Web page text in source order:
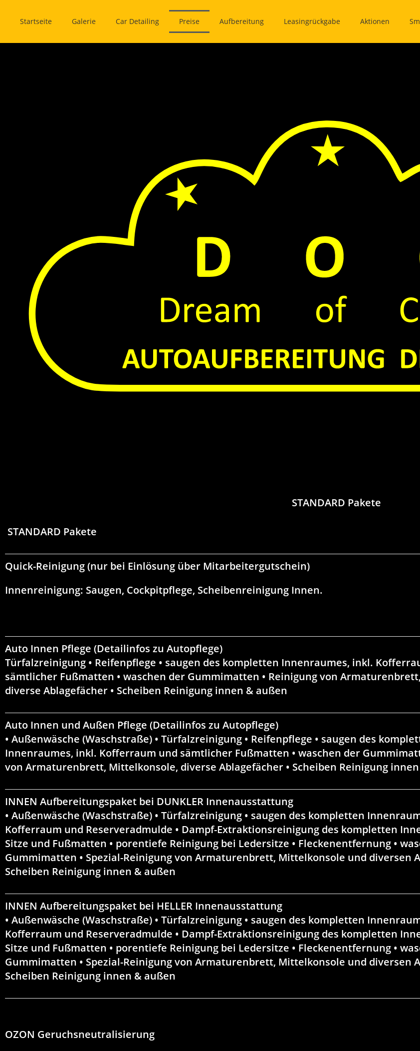
Startseite Galerie Car Detailing Preise Aufbereitung Leasingrückgabe Aktionen
STANDARD Pakete
STANDARD Pakete
Quick-Reinigung(nur bei Einlösung über Mitarbeitergutschein)
Innenreinigung: Saugen, Cockpitpflege, Scheibenreinigung Innen.
Auto Innen Pflege (Detailinfos zu Autopflege)
Türfalzreinigung • Reifenpflege • saugen des kompletten Innenraumes, inkl.
sämtlicher Fußmatten • waschen der Gummimatten • Reinigung von
diverse Ablagefächer • Scheiben Reinigung innen & außen
Auto Innen und Außen Pflege (Detailinfos zu Autopflege)
• Außenwäsche (Waschstraße) • Türfalzreinigung • Reifenpflege • saugen des
Innenraumes, inkl. Kofferraum und sämtlicher Fußmatten • waschen der
von Armaturenbrett, Mittelkonsole, diverse Ablagefächer • Scheiben Reinigung
INNEN Aufbereitungspaket bei DUNKLER Innenausstattung
• Außenwäsche (Waschstraße) • Türfalzreinigung • saugen des kompletten
Kofferraum und Reserveradmulde • Dampf-Extraktionsreinigung des kompletten
Sitze und Fußmatten • porentiefe Reinigung bei Ledersitze • Fleckenentfernung •
Gummimatten • Spezial-Reinigung von Armaturenbrett, Mittelkonsole und diversen
Scheiben Reinigung innen & außen
INNEN Aufbereitungspaket bei HELLER Innenausstattung
• Außenwäsche (Waschstraße) • Türfalzreinigung • saugen des kompletten
Kofferraum und Reserveradmulde • Dampf-Extraktionsreinigung des kompletten
Sitze und Fußmatten • porentiefe Reinigung bei Ledersitze • Fleckenentfernung •
Gummimatten • Spezial-Reinigung von Armaturenbrett, Mittelkonsole und diversen
Scheiben Reinigung innen & außen
OZON Geruchsneutralisierung